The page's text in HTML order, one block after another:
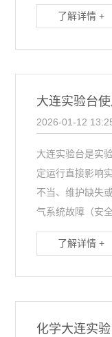
了解详情 +
大连实验台
2026-01-12
大连实验台是实
定运行直接影响
不当、维护缺失
气系统故障（安全
了解详情 +